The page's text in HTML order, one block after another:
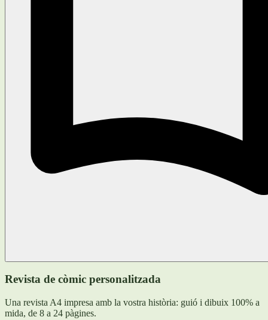
Revista de còmic personalitzada
Una revista A4 impresa amb la vostra història: guió i dibuix 100% a
mida, de 8 a 24 pàgines.